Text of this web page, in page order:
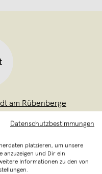
am Rübenberge
ein Lifestyle-
auf Duftkerzen.
sich in
Datenschutzbestimmungen
platzieren, um unsere
anzuzeigen und Dir ein
Informationen zu den von